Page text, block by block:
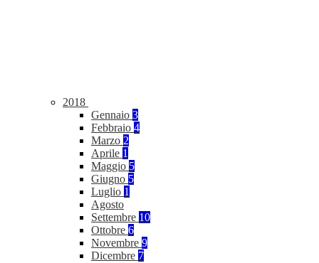
2018
Gennaio 3
Febbraio 4
Marzo 2
Aprile 1
Maggio 5
Giugno 5
Luglio 1
Agosto
Settembre 10
Ottobre 6
Novembre 9
Dicembre 7